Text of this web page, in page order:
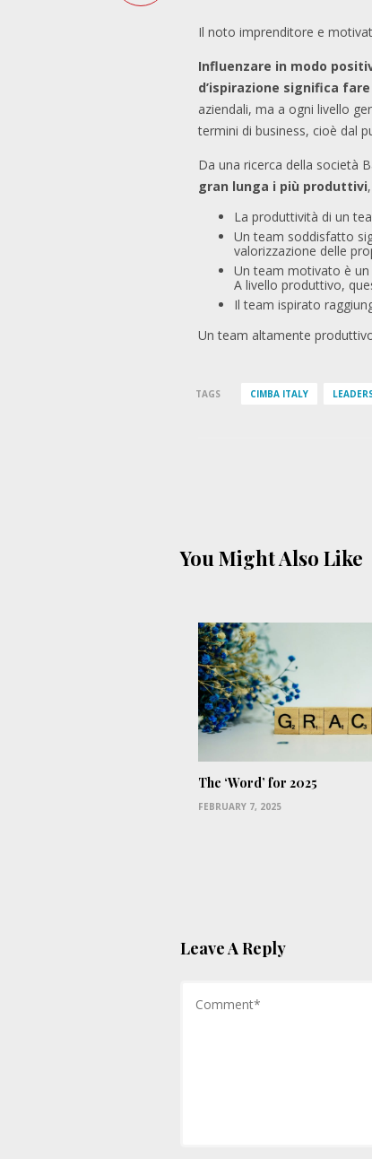
Il noto imprenditore e
Influenzare in modo
d’ispirazione significa
aziendali, ma a ogni livello
termini di business, cioè dal
Da una ricerca della società
gran lunga i più produttivi
La produttività di un
Un team soddisfatto
valorizzazione delle
Un team motivato è
A livello produttivo,
Il team ispirato
Un team altamente
TAGS CIMBA ITALY
You Might Also Like
The ‘Word’ for 2025
FEBRUARY 7, 2025
Leave A Reply